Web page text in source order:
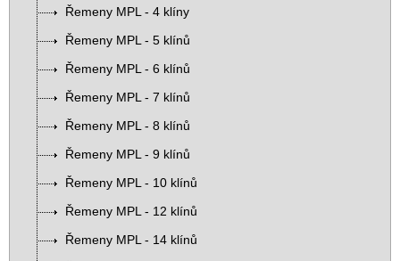
Řemeny MPL - 4 klíny
Řemeny MPL - 5 klínů
Řemeny MPL - 6 klínů
Řemeny MPL - 7 klínů
Řemeny MPL - 8 klínů
Řemeny MPL - 9 klínů
Řemeny MPL - 10 klínů
Řemeny MPL - 12 klínů
Řemeny MPL - 14 klínů